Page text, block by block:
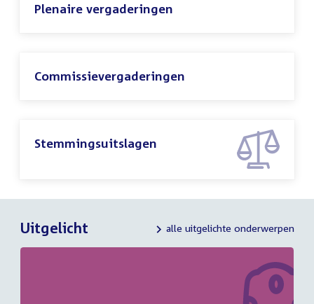
Plenaire vergaderingen
Commissievergaderingen
Stemmingsuitslagen
Uitgelicht alle uitgelichte onderwerpen